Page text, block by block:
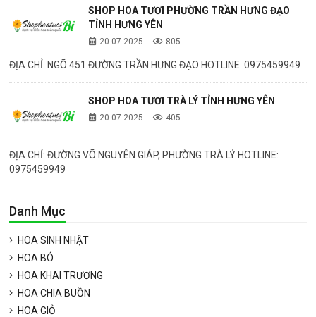
SHOP HOA TƯƠI PHƯỜNG TRẦN HƯNG ĐẠO
TỈNH HƯNG YÊN
20-07-2025 805
ĐỊA CHỈ: NGÕ 451 ĐƯỜNG TRẦN HƯNG ĐẠO HOTLINE: 0975459949
SHOP HOA TƯƠI TRÀ LÝ TỈNH HƯNG YÊN
20-07-2025 405
ĐỊA CHỈ: ĐƯỜNG VÕ NGUYÊN GIÁP, PHƯỜNG TRÀ LÝ HOTLINE:
0975459949
Danh Mục
HOA SINH NHẬT
HOA BÓ
HOA KHAI TRƯƠNG
HOA CHIA BUỒN
HOA GIỎ